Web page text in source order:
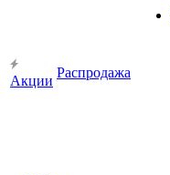
Акции
Распродажа